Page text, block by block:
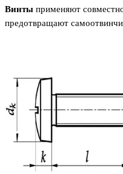
Винты применяют
предотвращают